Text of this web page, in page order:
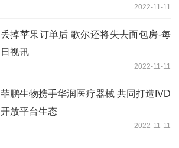
2022-11-11
丢掉苹果订单后 歌尔还将失去面包房-每
日视讯
2022-11-11
菲鹏生物携手华润医疗器械 共同打造IVD
开放平台生态
2022-11-11